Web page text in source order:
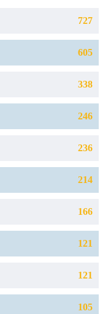
727
605
338
246
236
214
166
121
121
105